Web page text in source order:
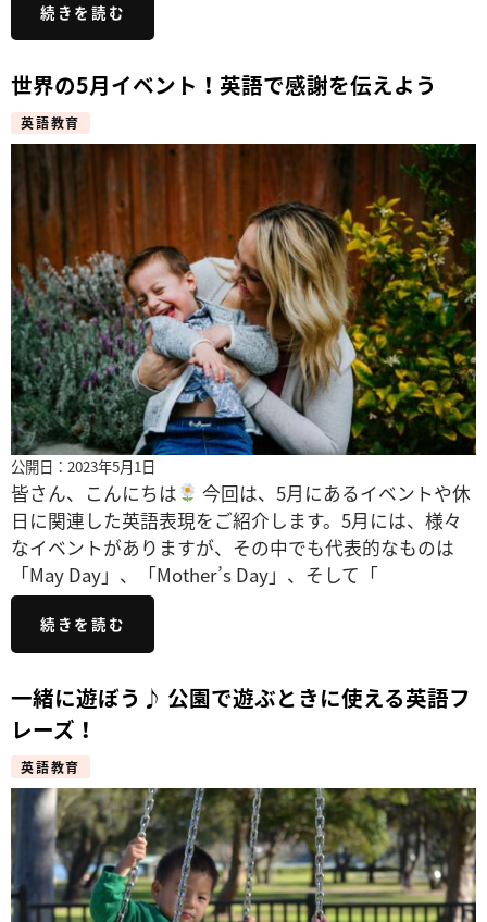
続きを読む
世界の5月イベント！英語で感謝を伝えよう
英語教育
公開日：2023年5月1日
皆さん、こんにちは
今回は、5月にあるイベントや休
日に関連した英語表現をご紹介します。5月には、様々
なイベントがありますが、その中でも代表的なものは
「May Day」、「Mother’s Day」、そして「
続きを読む
一緒に遊ぼう♪ 公園で遊ぶときに使える英語フ
レーズ！
英語教育